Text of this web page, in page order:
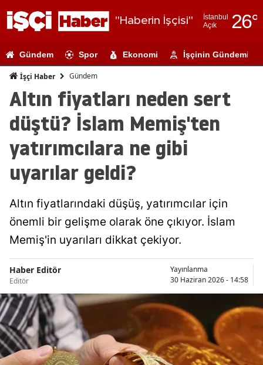
"Haberin İşçisi"
İstanbul
Açık
26°
Adıyaman
Ağrı
Amasya
Artvin
Aydın
Bilecik
Bitlis
Bolu
Gündem Spor Ekonomi İşçinin Gündemi
İşçi Haber Gündem
Altın fiyatları neden sert
düştü? İslam Memiş'ten
yatırımcılara ne gibi
uyarılar geldi?
Altın fiyatlarındaki düşüş, yatırımcılar için
önemli bir gelişme olarak öne çıkıyor. İslam
Memiş'in uyarıları dikkat çekiyor.
Haber Editör
Editör
Yayınlanma
30 Haziran 2026 - 14:58